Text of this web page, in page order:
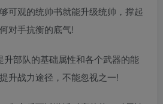
可观的统帅书就能升级统帅，撑起
对手抗衡的底气!
升部队的基础属性和各个武器的能
升战力途径，不能忽视之一!